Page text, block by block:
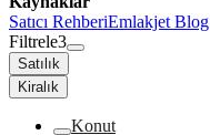
Satıcı RehberiEmlakjet Blog
Filtrele3
Satılık
Kiralık
Konut